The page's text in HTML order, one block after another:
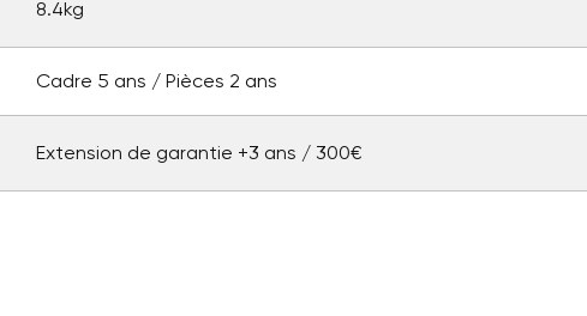
8.4kg
Cadre 5 ans / Pièces 2 ans
Extension de garantie +3 ans / 300€